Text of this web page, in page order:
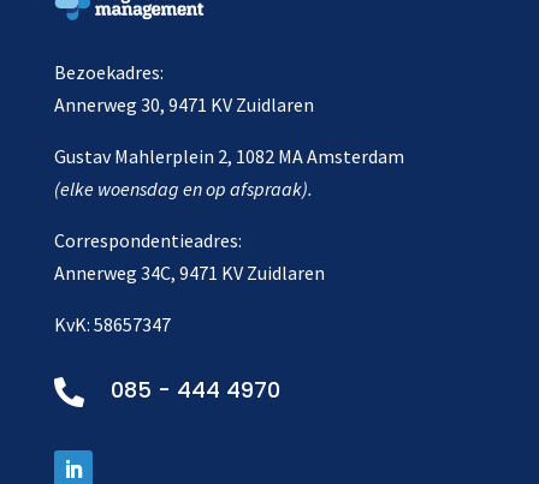
Bezoekadres:
Annerweg 30, 9471 KV Zuidlaren
Gustav Mahlerplein 2, 1082 MA Amsterdam
(elke woensdag en op afspraak).
Correspondentieadres:
Annerweg 34C, 9471 KV Zuidlaren
KvK: 58657347
 085 - 444 4970